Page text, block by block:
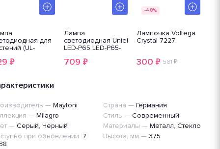
для
(UL-
матовая LED-
₽
Лампа
светодиодная Uniel
LED-P65 LED-P65-
PLP32WH
709 ₽
-48%
Лампочка Voltega
Crystal 7227
300 ₽ 581 ₽
— Maytoni Страна — Германия
— Milagro Стиль — Современный
— Серый, Черный Материалы — Металл, Стекло
при обновлении
? Высота, мм — 375